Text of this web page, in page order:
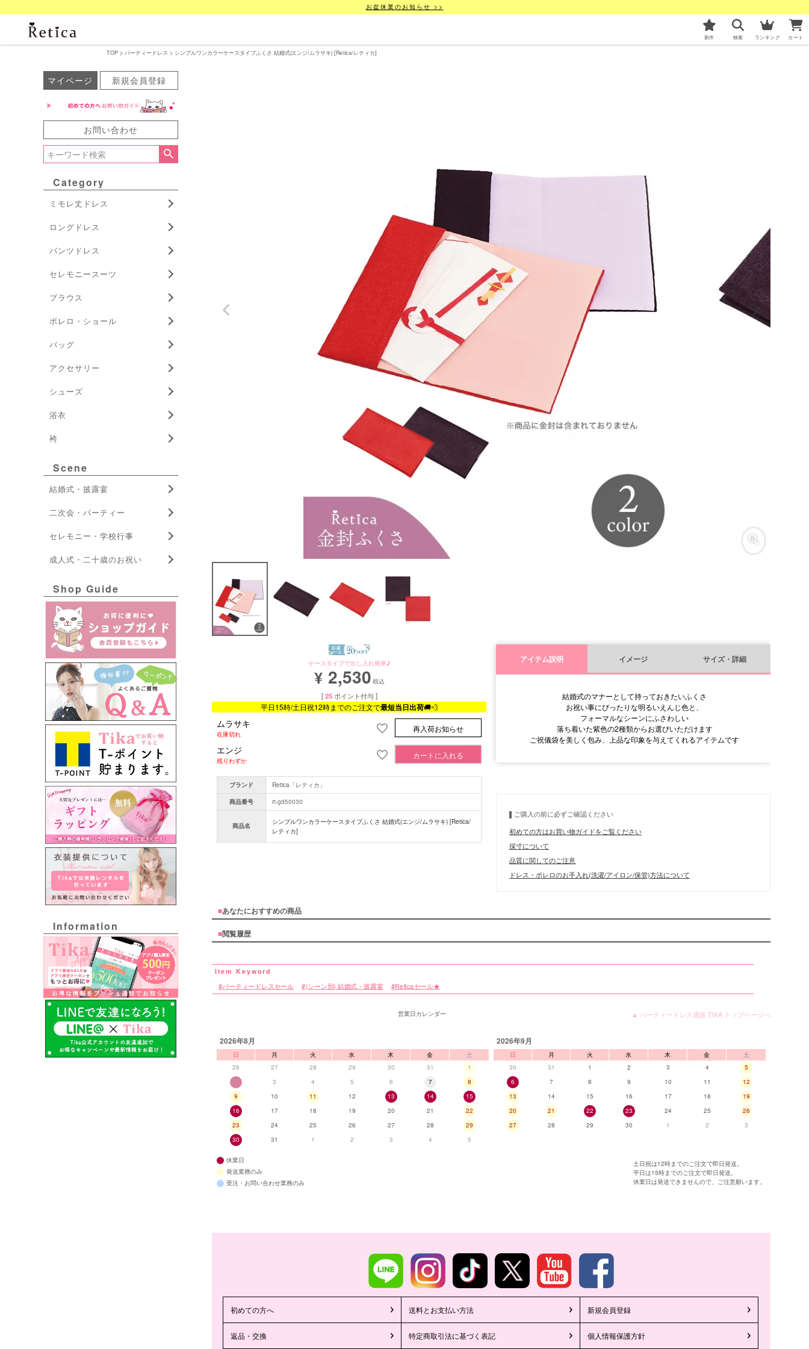
お盆休業のお知らせ >>
新作 検索 ランキング カート
TOP パーティードレス シンプルワンカラーケースタイプふくさ 結婚式(エンジ/ムラサキ) [Retica/レティカ]
マイページ 新規会員登録
お問い合わせ
Category
ミモレ丈ドレス
ロングドレス
パンツドレス
セレモニースーツ
ブラウス
ボレロ・ショール
バッグ
アクセサリー
シューズ
浴衣
袴
Scene
結婚式・披露宴
二次会・パーティー
セレモニー・学校行事
成人式・二十歳のお祝い
Shop Guide
Information
ケースタイプで出し入れ簡単♪
¥ 2,530 税込
[ 25 ポイント付与 ]
平日15時/土日祝12時までのご注文で最短当日出荷🚚💨
ムラサキ
在庫切れ
再入荷お知らせ
エンジ
残りわずか
カートに入れる
ブランド
Retica「レティカ」
商品番号
rt-gd50030
商品名
シンプルワンカラーケースタイプふくさ 結婚式(エンジ/ムラサキ) [Retica/
レティカ]
アイテム説明 イメージ サイズ・詳細
結婚式のマナーとして持っておきたいふくさ
お祝い事にぴったりな明るいえんじ色と、
フォーマルなシーンにふさわしい
落ち着いた紫色の2種類からお選びいただけます
ご祝儀袋を美しく包み、上品な印象を与えてくれるアイテムです
■注意事項
ご購入の前に必ずご確認ください
初めての方はお買い物ガイドをご覧ください
採寸について
品質に関してのご注意
ドレス・ボレロのお手入れ(洗濯/アイロン/保管)方法について
■あなたにおすすめの商品
■閲覧履歴
パーティードレスセール (シーン別) 結婚式・披露宴 Reticaセール★
▲ パーティードレス通販 TIKA トップページへ
営業日カレンダー
2026年8月
日 月 火 水 木 金
土
26
27 28 29 30 31
1
2
3 4 5 6 7
8
9
10 11 12 13 14
15
16
17 18 19 20 21
22
23
24 25 26 27 28
29
30
31 1 2 3 4 5
2026年9月
日 月 火 水 木 金
土
30
31 1 2 3 4
5
6
7 8 9 10 11
12
13
14 15 16 17 18
19
20
21 22 23 24 25
26
27
28 29 30 1 2 3
休業日
発送業務のみ
受注・お問い合わせ業務のみ
土日祝は12時までのご注文で即日発送。
平日は15時までのご注文で即日発送。
休業日は発送できませんので、ご注意願います。
初めての方へ 送料とお支払い方法 新規会員登録
返品・交換 特定商取引法に基づく表記 個人情報保護方針